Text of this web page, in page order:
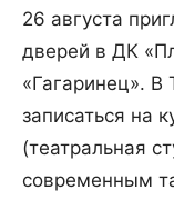
26 августа
дверей в ДК
«Гагаринец». В
записаться на
(театральная
современным